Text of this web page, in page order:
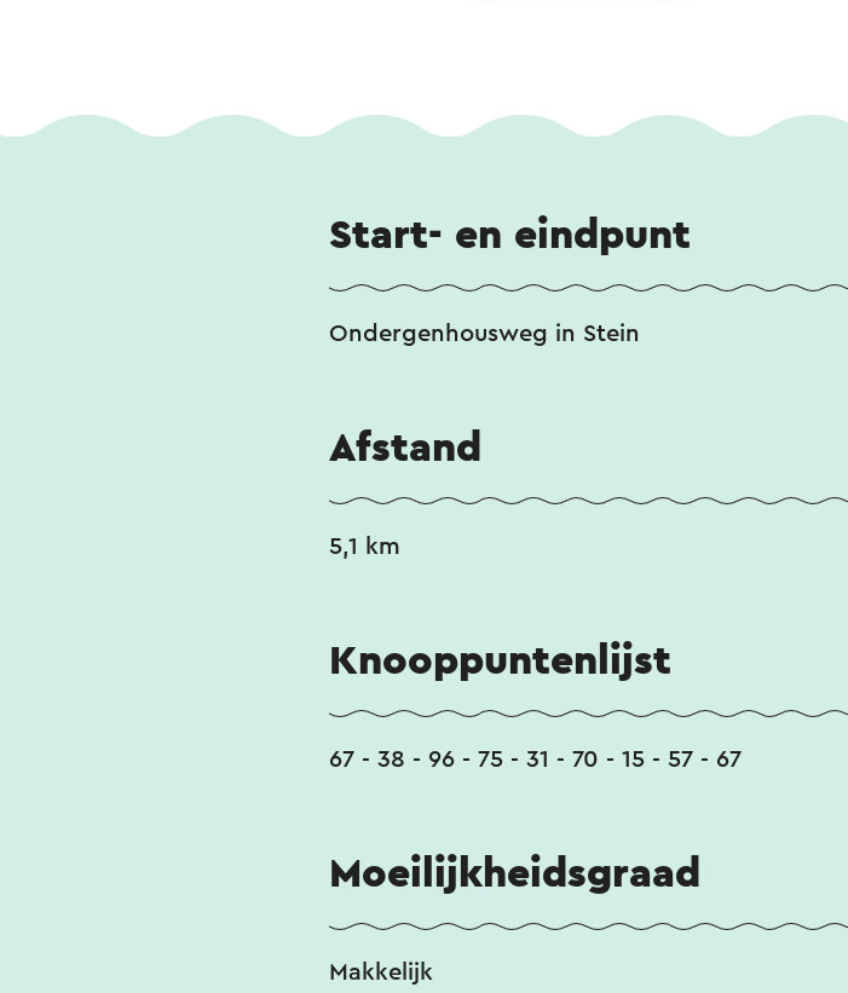
Start- en eindpunt
Ondergenhousweg in Stein
Afstand
5,1 km
Knooppuntenlijst
67 - 38 - 96 - 75 - 31 - 70 - 15 - 57 - 67
Moeilijkheidsgraad
Makkelijk